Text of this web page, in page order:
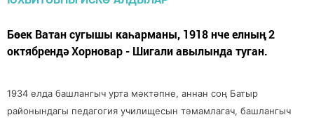
Бөек Ватан сугышы каһарманы, 1918 нче елның 2
октябрендә Хорновар - Шигали авылында туган.
1934 елда башлангыч урта мәктәпне, аннан соң Батыр
районындагы педагогия училищесын тәмамлагач, башлангыч